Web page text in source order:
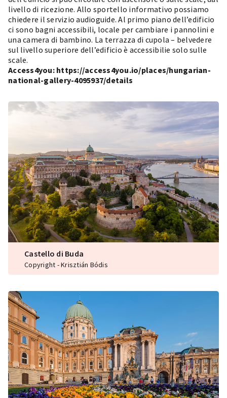
livello di ricezione. Allo sportello informativo possiamo
chiedere il servizio audioguide. Al primo piano dell’edificio
ci sono bagni accessibili, locale per cambiare i pannolini e
una camera di bambino. La terrazza di cupola – belvedere
sul livello superiore dell’edificio è accessibilie solo sulle
scale.
Access4you: https://access4you.io/places/hungarian-
national-gallery-4095937/details
Castello di Buda
Copyright - Krisztián Bódis